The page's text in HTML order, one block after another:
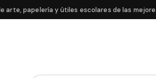
papelería y útiles escolares de las mejores